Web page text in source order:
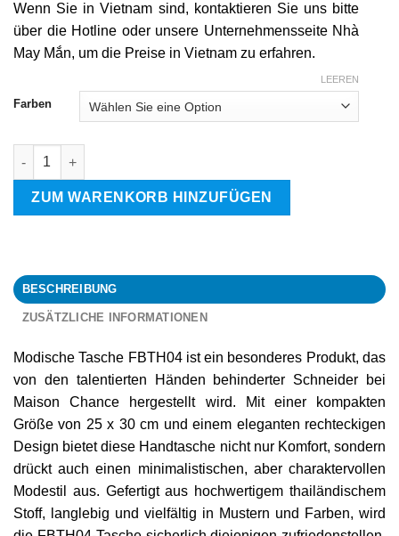
Wenn Sie in Vietnam sind, kontaktieren Sie uns bitte
über die Hotline oder unsere Unternehmensseite Nhà
May Mắn, um die Preise in Vietnam zu erfahren.
Farben
LEEREN
Modetasche FBTH04 Menge
ZUM WARENKORB HINZUFÜGEN
BESCHREIBUNG
ZUSÄTZLICHE INFORMATIONEN
Modische Tasche FBTH04 ist ein besonderes Produkt, das
von den talentierten Händen behinderter Schneider bei
Maison Chance hergestellt wird. Mit einer kompakten
Größe von 25 x 30 cm und einem eleganten rechteckigen
Design bietet diese Handtasche nicht nur Komfort, sondern
drückt auch einen minimalistischen, aber charaktervollen
Modestil aus. Gefertigt aus hochwertigem thailändischem
Stoff, langlebig und vielfältig in Mustern und Farben, wird